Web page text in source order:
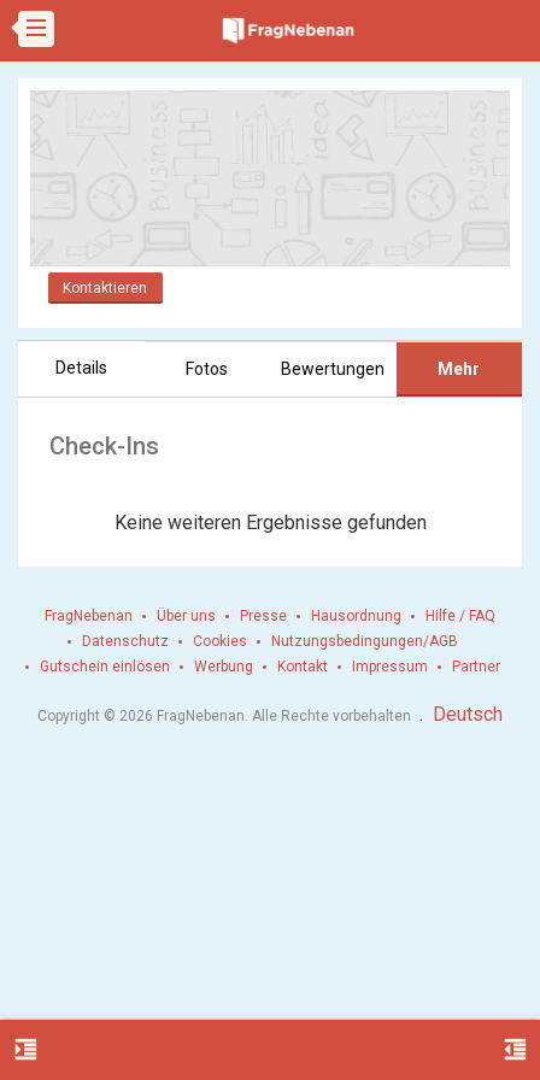
Kontaktieren
Details Fotos Bewertungen Mehr
Check-Ins
Keine weiteren Ergebnisse gefunden
format_indent_increase format_indent_decrease
FragNebenan Über uns Presse Hausordnung
Hilfe / FAQ
Datenschutz
Cookies
Nutzungsbedingungen/AGB
Gutschein einlösen
Werbung Kontakt Impressum Partner
Copyright © 2026 FragNebenan. Alle Rechte vorbehalten . Deutsch